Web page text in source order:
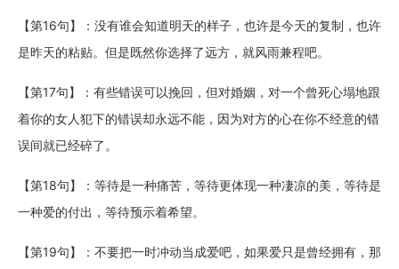
【第16句】：没有谁会知道明天的样子，也许是今天的复制，也许
是昨天的粘贴。但是既然你选择了远方，就风雨兼程吧。
【第17句】：有些错误可以挽回，但对婚姻，对一个曾死心塌地跟
着你的女人犯下的错误却永远不能，因为对方的心在你不经意的错
误间就已经碎了。
【第18句】：等待是一种痛苦，等待更体现一种凄凉的美，等待是
一种爱的付出，等待预示着希望。
【第19句】：不要把一时冲动当成爱吧，如果爱只是曾经拥有，那